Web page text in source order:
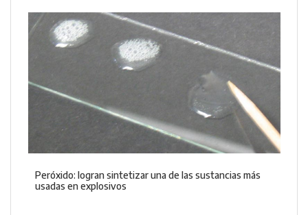
Peróxido: logran sintetizar una de las sustancias más
usadas en explosivos